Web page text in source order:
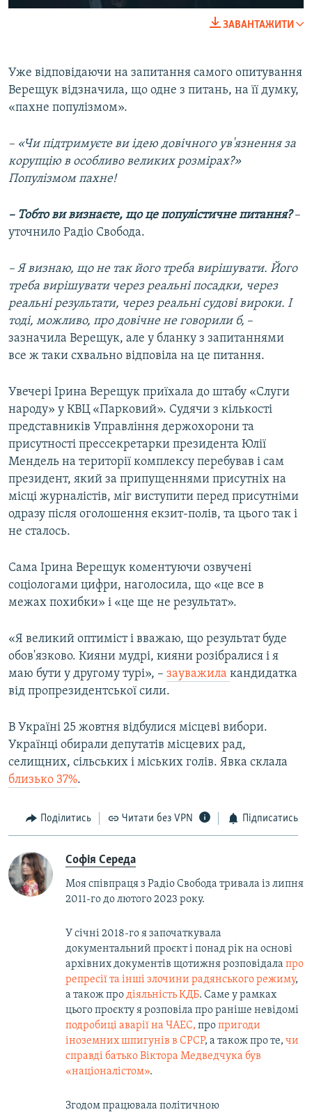
720p 1080p
720p
ЗАВАНТАЖИТИ
Уже відповідаючи на запитання самого опитування
Верещук відзначила, що одне з питань, на її думку,
«пахне популізмом».
– «Чи підтримуєте ви ідею довічного ув'язнення за
корупцію в особливо великих розмірах?»
Популізмом пахне!
– Тобто ви визнаєте, що це популістичне питання?–
уточнило Радіо Свобода.
– Я визнаю, що не так його треба вирішувати. Його
треба вирішувати через реальні посадки, через
реальні результати, через реальні судові вироки. І
тоді, можливо, про довічне не говорили б, –
зазначила Верещук, але у бланку з запитаннями
все ж таки схвально відповіла на це питання.
Увечері Ірина Верещук приїхала до штабу «Слуги
народу» у КВЦ «Парковий». Судячи з кількості
представників Управління держохорони та
присутності прессекретарки президента Юлії
Мендель на території комплексу перебував і сам
президент, який за припущеннями присутніх на
місці журналістів, міг виступити перед присутніми
одразу після оголошення екзит-полів, та цього так і
не сталось.
Сама Ірина Верещук коментуючи озвучені
соціологами цифри, наголосила, що «це все в
межах похибки» і «це ще не результат».
«Я великий оптиміст і вважаю, що результат буде
обов'язково. Кияни мудрі, кияни розібралися і я
маю бути у другому турі», – зауважила кандидатка
від пропрезидентської сили.
В Україні 25 жовтня відбулися місцеві вибори.
Українці обирали депутатів місцевих рад,
селищних, сільських і міських голів. Явка склала
близько 37%.
Поділитись Читати без VPN Підписатись
Софія Середа
Моя співпраця з Радіо Свобода тривала із липня
2011-го до лютого 2023 року.
У січні 2018-го я започаткувала
документальний проєкт і понад рік на основі
архівних документів щотижня розповідала про
репресії та інші злочини радянського режиму,
а також продіяльність КДБ. Саме у рамках
цього проєкту я розповіла про раніше невідомі
подробиці аварії на ЧАЕС, пропригоди
іноземних шпигунів в СРСР, а також про те, чи
справді батько Віктора Медведчука був
«націоналістом».
Згодом працювала політичною